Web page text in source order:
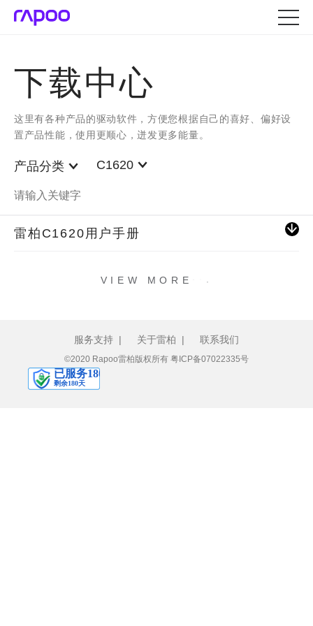
下载中心
这里有各种产品的驱动软件，方便您根据自己的喜好、偏好设
置产品性能，使用更顺心，迸发更多能量。
产品分类 C1620
雷柏C1620用户手册
VIEW MORE
服务支持 | 关于雷柏 | 联系我们
©2020 Rapoo雷柏版权所有 粤ICP备07022335号